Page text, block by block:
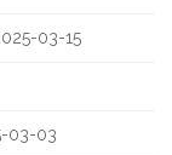
03-15
03-03